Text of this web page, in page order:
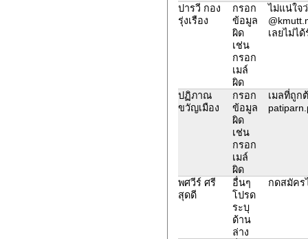
ปารวี กอง
รุ่งเรือง
กรอก
ข้อมูล
ผิด
เช่น
กรอก
เมล์
ผิด
ไม่แน่ใจ
เลยไม่ไ
ปฏิภาณ
ขวัญเมือง
กรอก
ข้อมูล
ผิด
เช่น
กรอก
เมล์
ผิด
เมลที่ถูก
พศวีร์ ศรี
สุดดี
อื่นๆ
โปรด
ระบุ
ด้าน
ล่าง
กดสมัคร